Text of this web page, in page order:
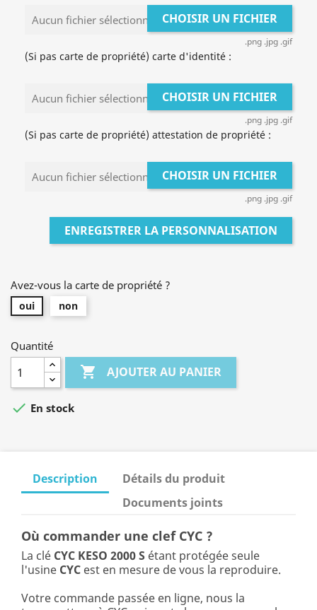
Aucun fichier sélectionné CHOISIR UN FICHIER
.png .jpg .gif
(Si pas carte de propriété) carte d'identité :
Aucun fichier sélectionné CHOISIR UN FICHIER
.png .jpg .gif
(Si pas carte de propriété) attestation de propriété :
Aucun fichier sélectionné CHOISIR UN FICHIER
.png .jpg .gif
ENREGISTRER LA PERSONNALISATION
Avez-vous la carte de propriété ?
oui non
Quantité
 AJOUTER AU PANIER
 En stock
Description
Détails du produit
Documents joints
Où commander une clef CYC ?
La clé CYC KESO 2000 S étant protégée seule
l'usine CYC est en mesure de vous la reproduire.
Votre commande passée en ligne, nous la